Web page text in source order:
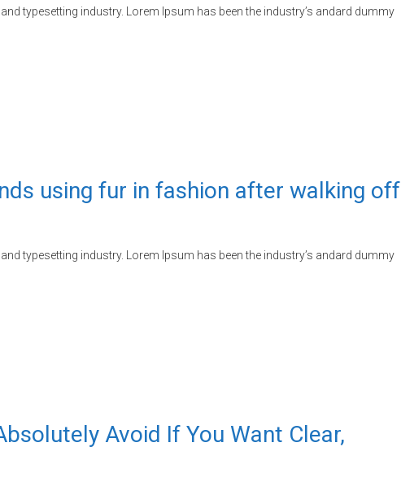
typesetting industry. Lorem Ipsum has been the industry’s andard dummy
using fur in fashion after walking off
typesetting industry. Lorem Ipsum has been the industry’s andard dummy
Avoid If You Want Clear,